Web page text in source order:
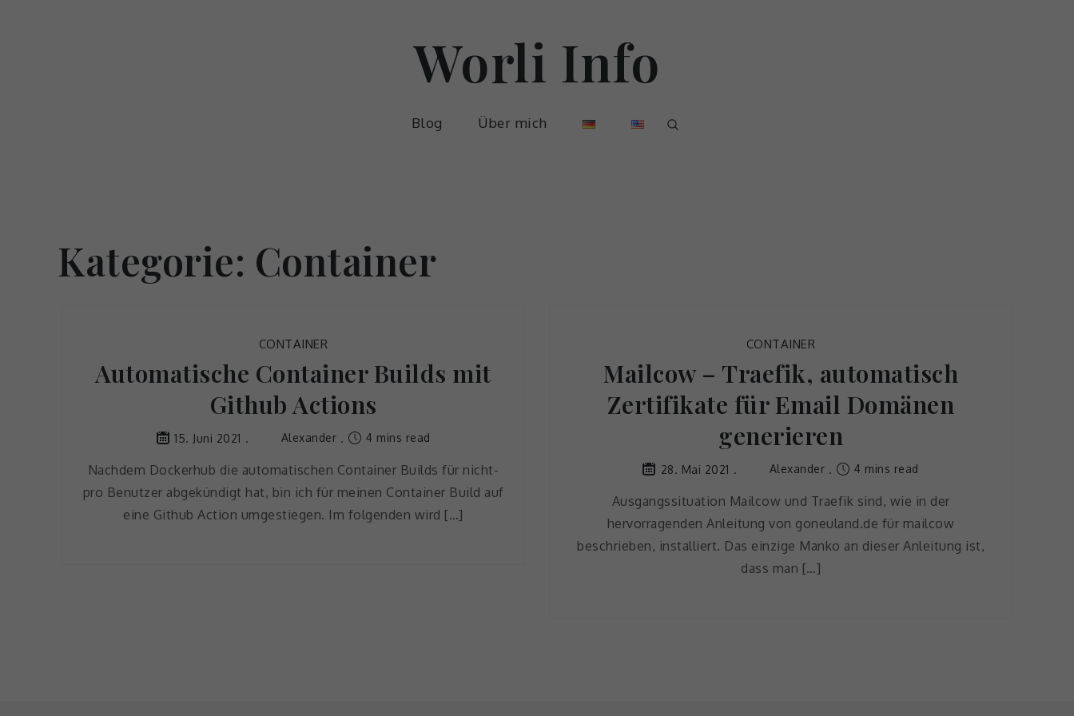
Worli Info
Blog Über mich
Kategorie: Container
CONTAINER
Automatische Container Builds mit
Github Actions
15. Juni 2021 Alexander 4 mins read
Nachdem Dockerhub die automatischen Container Builds für nicht-
pro Benutzer abgekündigt hat, bin ich für meinen Container Build auf
eine Github Action umgestiegen. Im folgenden wird […]
CONTAINER
Mailcow – Traefik, automatisch
Zertifikate für Email Domänen
generieren
28. Mai 2021 Alexander 4 mins read
Ausgangssituation Mailcow und Traefik sind, wie in der
hervorragenden Anleitung von goneuland.de für mailcow
beschrieben, installiert. Das einzige Manko an dieser Anleitung ist,
dass man […]